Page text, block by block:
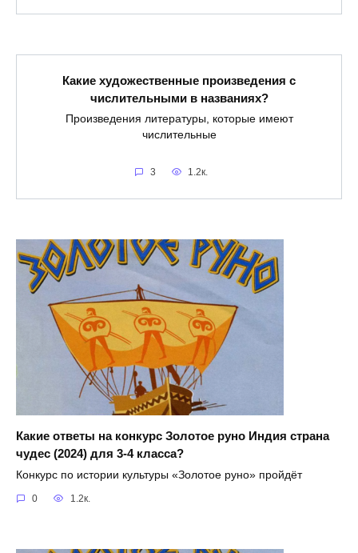
Какие художественные произведения с
числительными в названиях?
Произведения литературы, которые имеют
числительные
3 1.2к.
Какие ответы на конкурс Золотое руно Индия страна
чудес (2024) для 3-4 класса?
Конкурс по истории культуры «Золотое руно» пройдёт
0 1.2к.